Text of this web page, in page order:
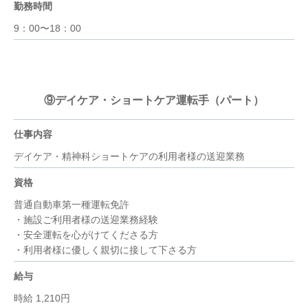
勤務時間
9：00〜18：00
⑨デイケア・ショートケア運転手（パート）
仕事内容
デイケア・精神科ショートケアの利用者様の送迎業務
資格
普通自動車第一種運転免許
・施設ご利用者様の送迎業務経験
・安全運転を心がけてくださる方
・利用者様に優しく親切に接して下さる方
給与
時給 1,210円